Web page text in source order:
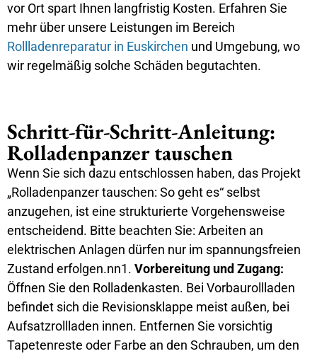
vor Ort spart Ihnen langfristig Kosten. Erfahren Sie
mehr über unsere Leistungen im Bereich
Rollladenreparatur in Euskirchen und Umgebung, wo
wir regelmäßig solche Schäden begutachten.
Schritt-für-Schritt-Anleitung:
Rolladenpanzer tauschen
Wenn Sie sich dazu entschlossen haben, das Projekt
„Rolladenpanzer tauschen: So geht es“ selbst
anzugehen, ist eine strukturierte Vorgehensweise
entscheidend. Bitte beachten Sie: Arbeiten an
elektrischen Anlagen dürfen nur im spannungsfreien
Zustand erfolgen.nn1. Vorbereitung und Zugang:
Öffnen Sie den Rolladenkasten. Bei Vorbaurollladen
befindet sich die Revisionsklappe meist außen, bei
Aufsatzrollladen innen. Entfernen Sie vorsichtig
Tapetenreste oder Farbe an den Schrauben, um den